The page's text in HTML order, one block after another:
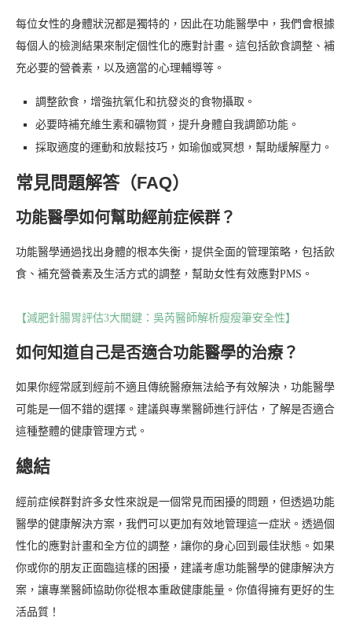
每位女性的身體狀況都是獨特的，因此在功能醫學中，我們會根據
每個人的檢測結果來制定個性化的應對計畫。這包括飲食調整、補
充必要的營養素，以及適當的心理輔導等。
調整飲食，增強抗氧化和抗發炎的食物攝取。
必要時補充維生素和礦物質，提升身體自我調節功能。
採取適度的運動和放鬆技巧，如瑜伽或冥想，幫助緩解壓力。
常見問題解答（FAQ）
功能醫學如何幫助經前症候群？
功能醫學通過找出身體的根本失衡，提供全面的管理策略，包括飲
食、補充營養素及生活方式的調整，幫助女性有效應對PMS。
【減肥針腸胃評估3大關鍵：吳芮醫師解析瘦瘦筆安全性】
如何知道自己是否適合功能醫學的治療？
如果你經常感到經前不適且傳統醫療無法給予有效解決，功能醫學
可能是一個不錯的選擇。建議與專業醫師進行評估，了解是否適合
這種整體的健康管理方式。
總結
經前症候群對許多女性來說是一個常見而困擾的問題，但透過功能
醫學的健康解決方案，我們可以更加有效地管理這一症狀。透過個
性化的應對計畫和全方位的調整，讓你的身心回到最佳狀態。如果
你或你的朋友正面臨這樣的困擾，建議考慮功能醫學的健康解決方
案，讓專業醫師協助你從根本重啟健康能量。你值得擁有更好的生
活品質！